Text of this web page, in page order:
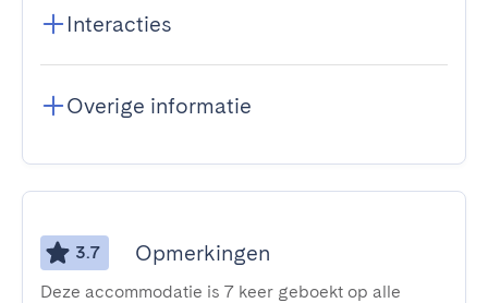
Interacties
Overige informatie
3.7 Opmerkingen
Deze accommodatie is 7 keer geboekt op alle